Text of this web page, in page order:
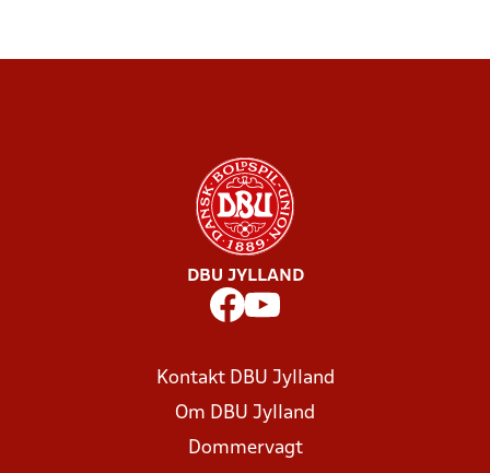
DBU JYLLAND
Kontakt DBU Jylland
Om DBU Jylland
Dommervagt